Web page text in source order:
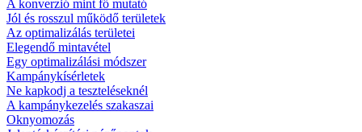
A konverzió mint fő mutató
Jól és rosszul működő területek
Az optimalizálás területei
Elegendő mintavétel
Egy optimalizálási módszer
Kampánykísérletek
Ne kapkodj a teszteléseknél
A kampánykezelés szakaszai
Oknyomozás